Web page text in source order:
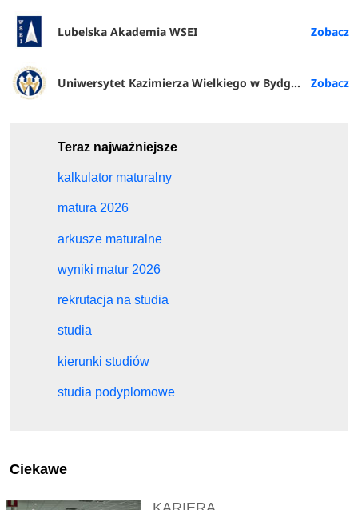
Lubelska Akademia WSEI
Uniwersytet Kazimierza Wielkiego w Bydgoszczy
Teraz najważniejsze
kalkulator maturalny
matura 2026
arkusze maturalne
wyniki matur 2026
rekrutacja na studia
studia
kierunki studiów
studia podyplomowe
Ciekawe